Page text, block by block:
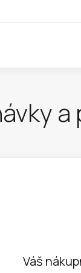
a
Váš